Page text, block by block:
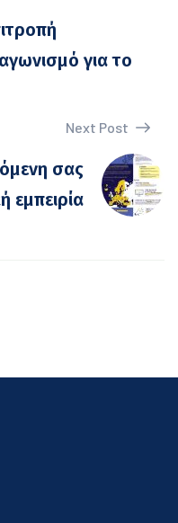
για το
Next Post
σας
εμπειρία